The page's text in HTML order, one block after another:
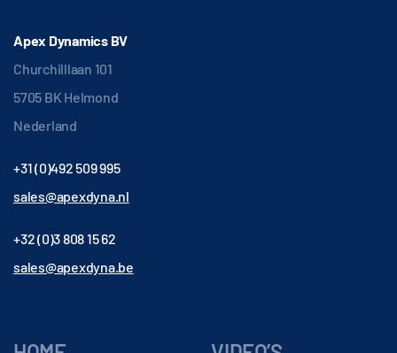
Apex Dynamics BV
Churchilllaan 101
5705 BK Helmond
Nederland
+31 (0)492 509 995
sales@apexdyna.nl
+32 (0)3 808 15 62
sales@apexdyna.be